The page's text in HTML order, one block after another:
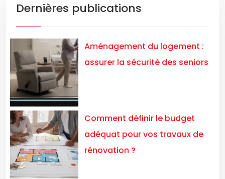
Dernières publications
Aménagement du logement :
assurer la sécurité des seniors
Comment définir le budget
adéquat pour vos travaux de
rénovation ?